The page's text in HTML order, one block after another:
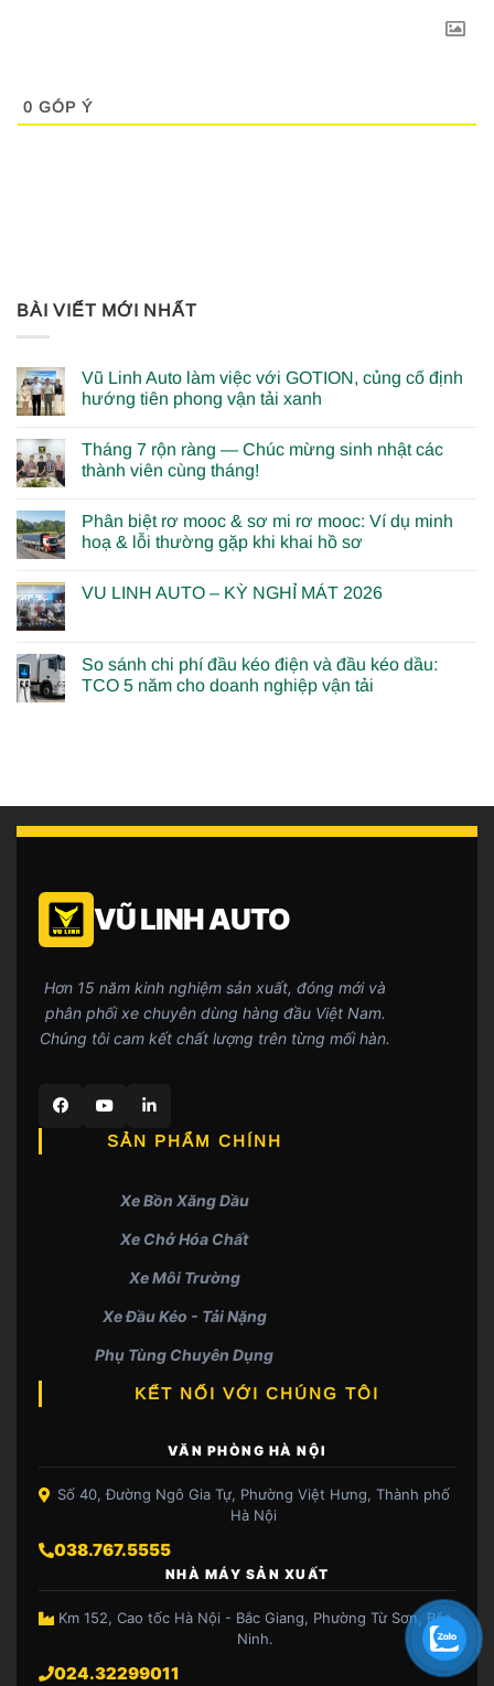
0 GÓP Ý
BÀI VIẾT MỚI NHẤT
Vũ Linh Auto làm việc với GOTION, củng cố định
hướng tiên phong vận tải xanh
Tháng 7 rộn ràng — Chúc mừng sinh nhật các
thành viên cùng tháng!
Phân biệt rơ mooc & sơ mi rơ mooc: Ví dụ minh
hoạ & lỗi thường gặp khi khai hồ sơ
VU LINH AUTO – KỲ NGHỈ MÁT 2026
So sánh chi phí đầu kéo điện và đầu kéo dầu:
TCO 5 năm cho doanh nghiệp vận tải
VŨ LINH AUTO
Hơn 15 năm kinh nghiệm sản xuất, đóng mới và
phân phối xe chuyên dùng hàng đầu Việt Nam.
Chúng tôi cam kết chất lượng trên từng mối hàn.
SẢN PHẨM CHÍNH
Xe Bồn Xăng Dầu
Xe Chở Hóa Chất
Xe Môi Trường
Xe Đầu Kéo - Tải Nặng
Phụ Tùng Chuyên Dụng
KẾT NỐI VỚI CHÚNG TÔI
VĂN PHÒNG HÀ NỘI
Số 40, Đường Ngô Gia Tự, Phường Việt Hưng, Thành phố
Hà Nội
038.767.5555
NHÀ MÁY SẢN XUẤT
Km 152, Cao tốc Hà Nội - Bắc Giang, Phường Từ Sơn, Bắc
Ninh.
024.32299011